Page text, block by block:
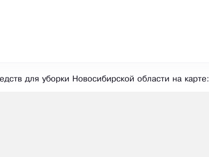
для уборки Новосибирской области на карте: